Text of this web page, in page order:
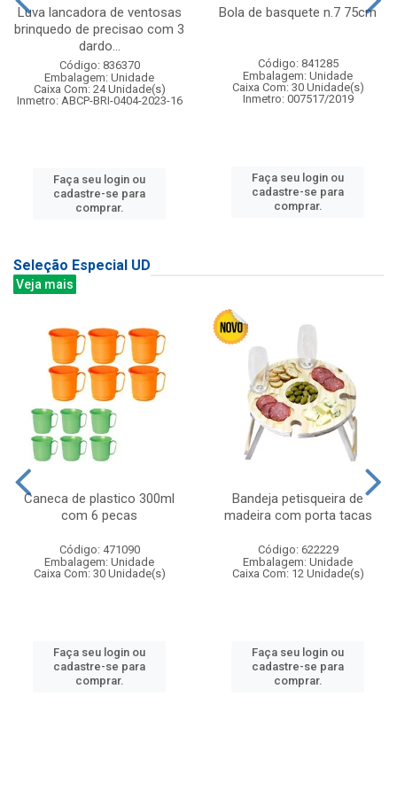
Luva lancadora de ventosas
brinquedo de precisao com 3
dardo...
Código: 836370
Embalagem: Unidade
Caixa Com: 24 Unidade(s)
Inmetro: ABCP-BRI-0404-2023-16
Faça seu login ou
cadastre-se para
comprar.
Bola de basquete n.7 75cm
Código: 841285
Embalagem: Unidade
Caixa Com: 30 Unidade(s)
Inmetro: 007517/2019
Faça seu login ou
cadastre-se para
comprar.
Seleção Especial UD
Veja mais
Caneca de plastico 300ml
com 6 pecas
Código: 471090
Embalagem: Unidade
Caixa Com: 30 Unidade(s)
Faça seu login ou
cadastre-se para
comprar.
Bandeja petisqueira de
madeira com porta tacas
Código: 622229
Embalagem: Unidade
Caixa Com: 12 Unidade(s)
Faça seu login ou
cadastre-se para
comprar.